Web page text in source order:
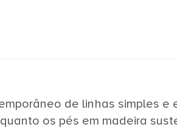
de linhas simples e
os pés em madeira